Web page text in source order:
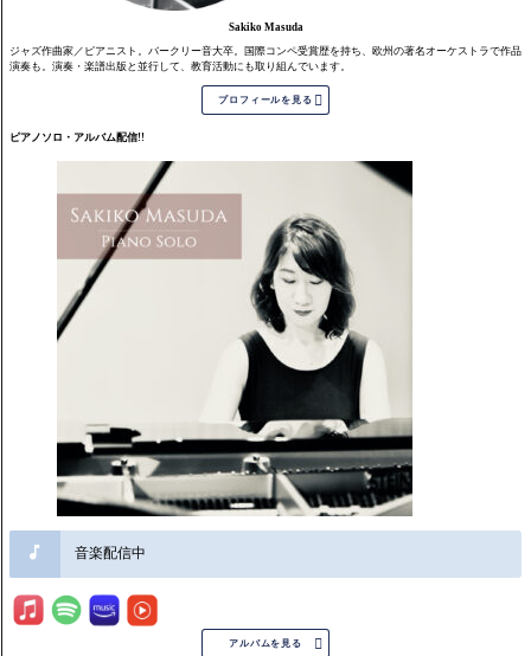
Sakiko Masuda
ジャズ作曲家／ピアニスト。バークリー音大卒。国際コンペ受賞歴を持ち、欧州の著名オーケストラで作品
演奏も。演奏・楽譜出版と並行して、教育活動にも取り組んでいます。
プロフィールを見る 
ピアノソロ・アルバム配信!!
音楽配信中
アルバムを見る 